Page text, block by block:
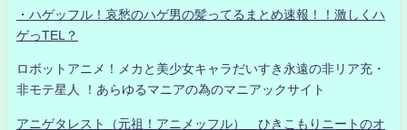
・ハゲッフル！哀愁のハゲ男の髪ってるまとめ速報！！激しくハ
ゲっTEL？
ロボットアニメ！メカと美少女キャラだいすき永遠の非リア充・
非モテ星人 ！あらゆるマニアの為のマニアックサイト
アニゲタレスト（元祖！アニメッフル） ひきこもりニートのオ